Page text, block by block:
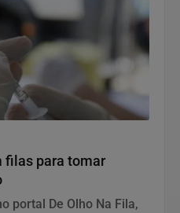
filas para tomar
portal De Olho Na Fila,